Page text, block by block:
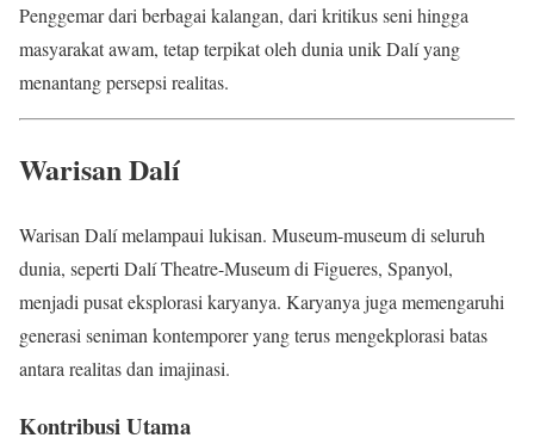
Penggemar dari berbagai kalangan, dari kritikus seni hingga
masyarakat awam, tetap terpikat oleh dunia unik Dalí yang
menantang persepsi realitas.
Warisan Dalí
Warisan Dalí melampaui lukisan. Museum-museum di seluruh
dunia, seperti Dalí Theatre-Museum di Figueres, Spanyol,
menjadi pusat eksplorasi karyanya. Karyanya juga memengaruhi
generasi seniman kontemporer yang terus mengekplorasi batas
antara realitas dan imajinasi.
Kontribusi Utama